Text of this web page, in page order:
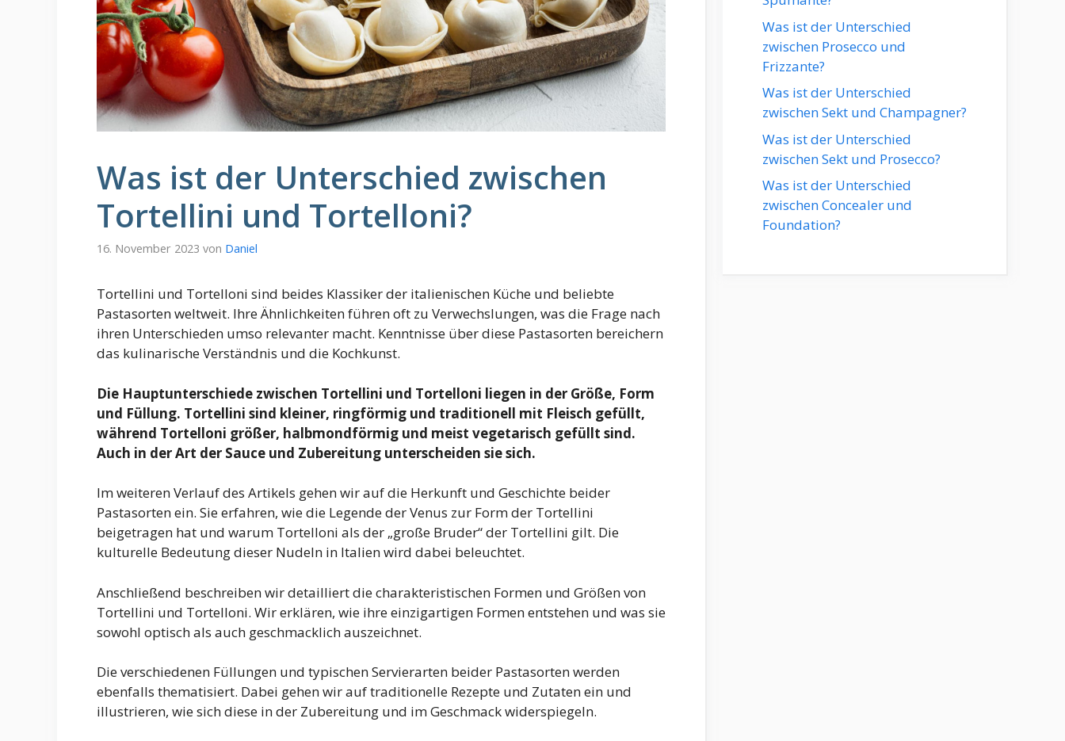
Was ist der Unterschied zwischen
Tortellini und Tortelloni?
16. November 2023 von Daniel
Tortellini und Tortelloni sind beides Klassiker der italienischen Küche und beliebte
Pastasorten weltweit. Ihre Ähnlichkeiten führen oft zu Verwechslungen, was die Frage nach
ihren Unterschieden umso relevanter macht. Kenntnisse über diese Pastasorten bereichern
das kulinarische Verständnis und die Kochkunst.
Die Hauptunterschiede zwischen Tortellini und Tortelloni liegen in der Größe, Form
und Füllung. Tortellini sind kleiner, ringförmig und traditionell mit Fleisch gefüllt,
während Tortelloni größer, halbmondförmig und meist vegetarisch gefüllt sind.
Auch in der Art der Sauce und Zubereitung unterscheiden sie sich.
Im weiteren Verlauf des Artikels gehen wir auf die Herkunft und Geschichte beider
Pastasorten ein. Sie erfahren, wie die Legende der Venus zur Form der Tortellini
beigetragen hat und warum Tortelloni als der „große Bruder“ der Tortellini gilt. Die
kulturelle Bedeutung dieser Nudeln in Italien wird dabei beleuchtet.
Anschließend beschreiben wir detailliert die charakteristischen Formen und Größen von
Tortellini und Tortelloni. Wir erklären, wie ihre einzigartigen Formen entstehen und was sie
sowohl optisch als auch geschmacklich auszeichnet.
Die verschiedenen Füllungen und typischen Servierarten beider Pastasorten werden
ebenfalls thematisiert. Dabei gehen wir auf traditionelle Rezepte und Zutaten ein und
illustrieren, wie sich diese in der Zubereitung und im Geschmack widerspiegeln.
Was ist der Unterschied
zwischen Prosecco und
Frizzante?
Was ist der Unterschied
zwischen Sekt und Champagner?
Was ist der Unterschied
zwischen Sekt und Prosecco?
Was ist der Unterschied
zwischen Concealer und
Foundation?